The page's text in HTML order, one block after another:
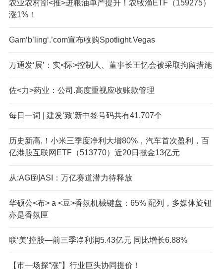
农业农村部<推>进粮油单产提升！农牧渔ETF（159275）
涨1%！
Gam‘b’ling‘.’com宣布收购Spotlight.Vegas
万通发‘展’：实<际>控制人、董事长王忆会被采取拘留措施
佐<力>药业：公司.高度重视应收账款管理
每日一词 | 建发‘致’新中签号码共有41,707个
历史新高,！小米三季度净利大增80%，汽车首次盈利，百
亿港股互联网ETF（513770）近20日揽金13亿元
从:AGI到ASI：万亿赛道潜力待释放
华硕公<布> a <豆>香氛机械键盘：65% 配列，多媒体旋钮
亦是香氛匣
联‘美’控股—前三季净利润5.43亿元 同比增长6.88%
【市—场探“涨”】行业巨头协同提价！